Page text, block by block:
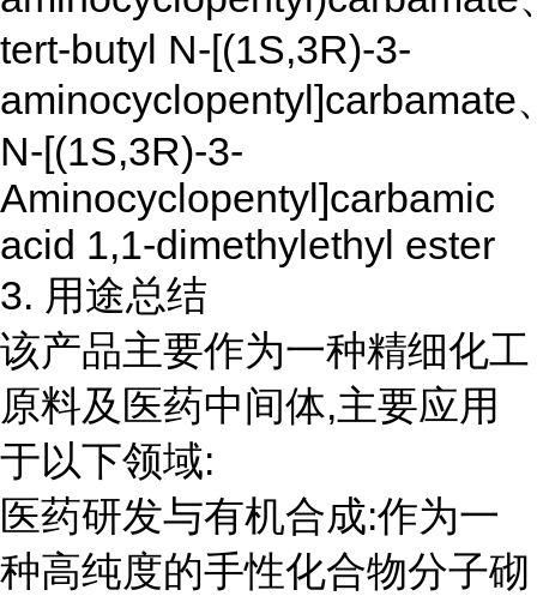
tert-butyl N-[(1S,3R)-3-
aminocyclopentyl]carbamate
N-[(1S,3R)-3-
Aminocyclopentyl]carbamic
acid 1,1-dimethylethyl ester
3. 用途总结
该产品主要作为一种精细化工
原料及医药中间体,主要应用
于以下领域:
医药研发与有机合成:作为一
种高纯度的手性化合物分子砌